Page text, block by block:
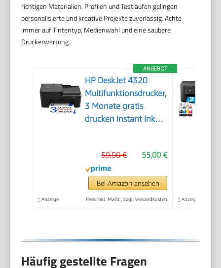
richtigen Materialien, Profilen und Testläufen gelingen
personalisierte und kreative Projekte zuverlässig. Achte
immer auf Tintentyp, Medienwahl und eine saubere
Druckerwartung.
ANGEBOT
HP DeskJet 4320
Multifunktionsdrucker,
3 Monate gratis
drucken Instant Ink
WLAN, Automatischer
Vorlageneinzug,
Tinte: 308/308e
55,00 €
59,90 €
Bei Amazon ansehen
* Anzeige Preis inkl. MwSt., zzgl. Versandkosten * Anzeige
Häufig gestellte Fragen